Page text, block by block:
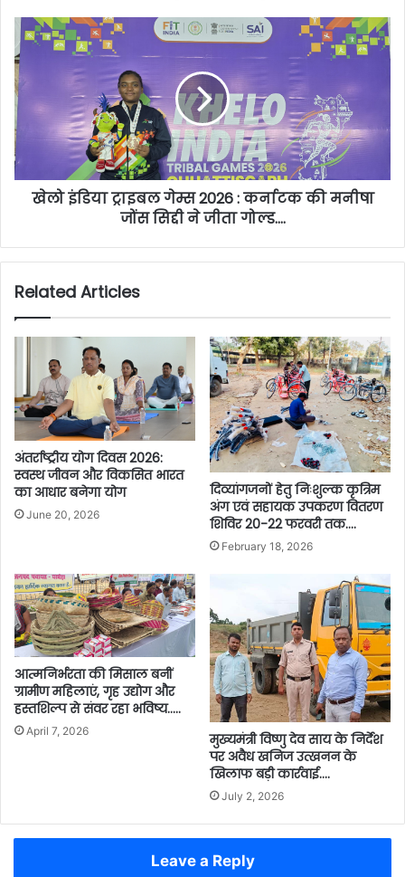
खेलो इंडिया ट्राइबल गेम्स 2026 : कर्नाटक की मनीषा
जोंस सिद्दी ने जीता गोल्ड….
Related Articles
अंतर्राष्ट्रीय योग दिवस 2026:
स्वस्थ जीवन और विकसित भारत
का आधार बनेगा योग
June 20, 2026
दिव्यांगजनों हेतु निःशुल्क कृत्रिम
अंग एवं सहायक उपकरण वितरण
शिविर 20-22 फरवरी तक….
February 18, 2026
आत्मनिर्भरता की मिसाल बनीं
ग्रामीण महिलाएं, गृह उद्योग और
हस्तशिल्प से संवर रहा भविष्य…..
April 7, 2026
मुख्यमंत्री विष्णु देव साय के निर्देश
पर अवैध खनिज उत्खनन के
खिलाफ बड़ी कार्रवाई….
July 2, 2026
Leave a Reply